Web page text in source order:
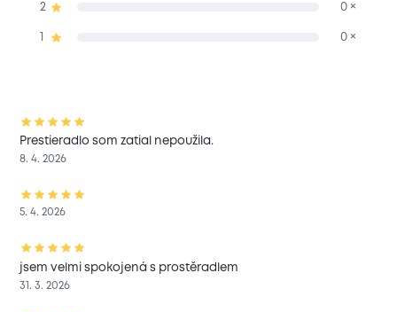
2 0 ×
0 ×
Prestieradlo som zatial nepoužila.
8. 4. 2026
5. 4. 2026
jsem velmi spokojená s prostěradlem
31. 3. 2026